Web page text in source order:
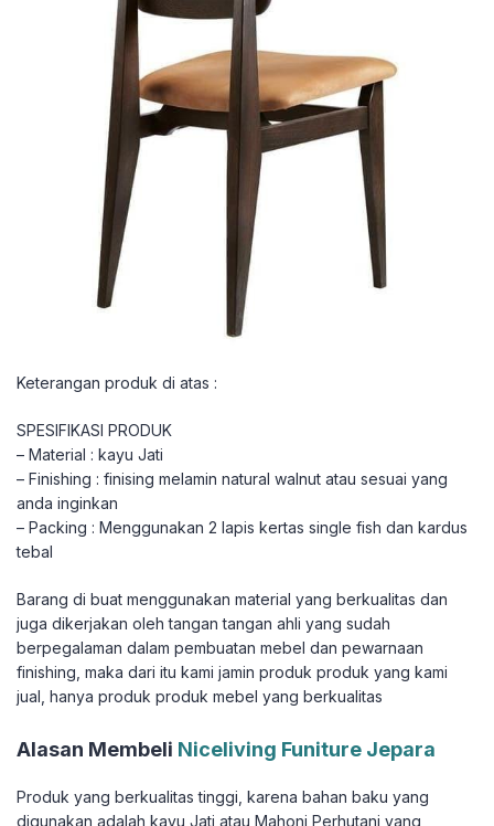
Keterangan produk di atas :
SPESIFIKASI PRODUK
– Material : kayu Jati
– Finishing : finising melamin natural walnut atau sesuai yang
anda inginkan
– Packing : Menggunakan 2 lapis kertas single fish dan kardus
tebal
Barang di buat menggunakan material yang berkualitas dan
juga dikerjakan oleh tangan tangan ahli yang sudah
berpegalaman dalam pembuatan mebel dan pewarnaan
finishing, maka dari itu kami jamin produk produk yang kami
jual, hanya produk produk mebel yang berkualitas
Alasan Membeli Niceliving Funiture Jepara
Produk yang berkualitas tinggi, karena bahan baku yang
digunakan adalah kayu Jati atau Mahoni Perhutani yang